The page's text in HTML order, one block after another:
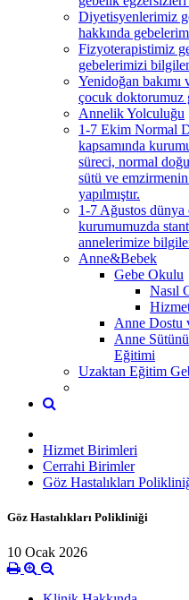
Diyetisyenlerimiz
hakkında
Fizyoterapistimiz
gebelerimizi
Yenidoğan bakımı
çocuk
Annelik Yolculuğu
1-7 Ekim Normal
kapsamında
süreci, normal
sütü ve
yapılmıştır.
1-7 Ağustos dünya
kurumumuzda
annelerimize
Anne&Bebek
Gebe Okulu
Nasıl
Anne Dostu
Anne
Eğitimi
Uzaktan Eğitim
Hizmet Birimleri
Cerrahi Birimler
Göz Hastalıkları
Göz Hastalıkları Polikliniği
10 Ocak 2026